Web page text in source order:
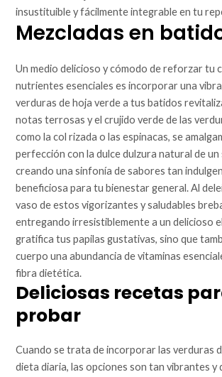
insustituible y fácilmente integrable en tu
Mezcladas en
Un medio delicioso y cómodo de reforzar tu
nutrientes esenciales es incorporar una
verduras de hoja verde a tus batidos
notas terrosas y el crujido verde de las
como la col rizada o las espinacas, se
perfección con la dulce dulzura natural de
creando una sinfonía de sabores tan
beneficiosa para tu bienestar general. Al
vaso de estos vigorizantes y saludables
entregando irresistiblemente a un delicioso
gratifica tus papilas gustativas, sino que
cuerpo una abundancia de vitaminas
fibra dietética.
Deliciosas recetas
probar
Cuando se trata de incorporar las verduras
dieta diaria, las opciones son tan vibrantes y